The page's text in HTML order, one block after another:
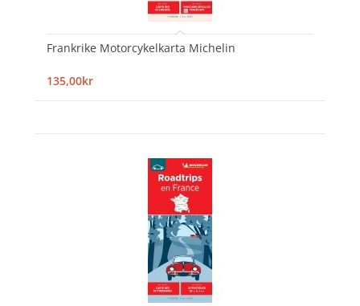
Frankrike Motorcykelkarta Michelin
135,00kr